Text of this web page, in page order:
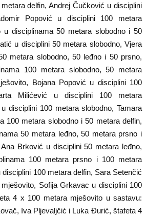
delfin, Andrej Čučković u disciplini
Popović u disciplini 100 metara
u disciplinama 50 metara slobodno i 50
u disciplini 50 metara slobodno, Vjera
metara slobodno, 50 leđno i 50 prsno,
100 metara slobodno, 50 metara
Bojana Popović u disciplini 100
Milićević u disciplini 100 metara
disciplini 100 metara slobodno, Tamara
100 metara slobodno i 50 metara delfin,
50 metara leđno, 50 metara prsno i
Brković u disciplini 50 metara leđno,
100 metara prsno i 100 metara
100 metara delfin, Sara Setenčić
Sofija Grkavac u disciplini 100
4 x 100 metara mješovito u sastavu:
Iva Pljevaljčić i Luka Đurić, štafeta 4